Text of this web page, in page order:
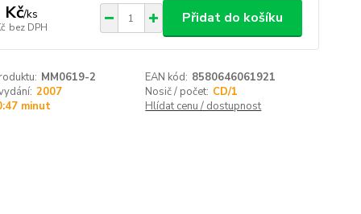
Kč/ks
bez DPH
Přidat do košíku
MM0619-2 EAN kód: 8580646061921
2007 Nosič / počet: CD/1
minut
Hlídat cenu / dostupnost